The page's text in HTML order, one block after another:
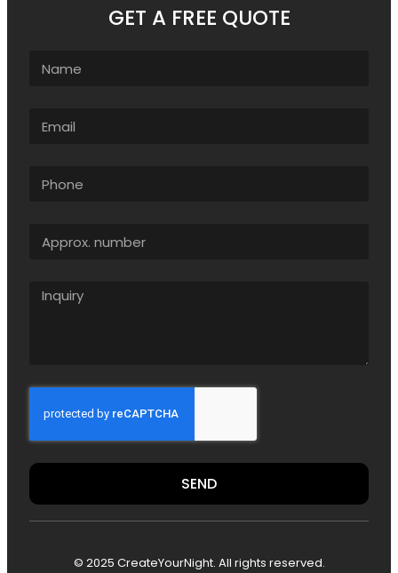
GET A FREE QUOTE
SEND
© 2025 CreateYourNight. All rights reserved.